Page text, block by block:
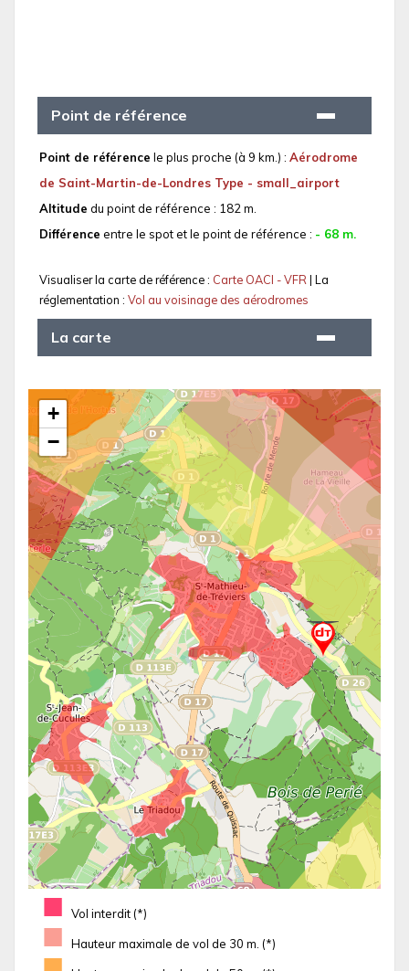
Point de référence
Point de référence le plus proche (à 9 km.) : Aérodrome
de Saint-Martin-de-Londres Type - small_airport
Altitude du point de référence : 182 m.
Différence entre le spot et le point de référence : - 68 m.
Visualiser la carte de référence : Carte OACI - VFR| La
réglementation : Vol au voisinage des aérodromes
La carte
■ Vol interdit (*)
■ Hauteur maximale de vol de 30 m. (*)